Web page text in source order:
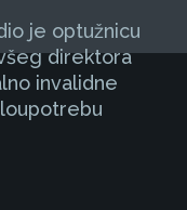
je optužnicu
direktora
invalidne